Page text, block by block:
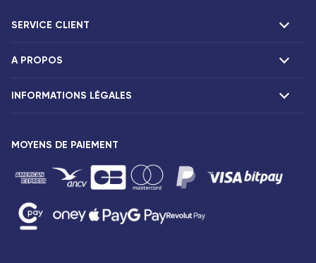
SERVICE CLIENT
F.A.Q et contacts
A PROPOS
Présentation
Communiqués de presse
Conditions tarifaires
Droits des passagers
Conditions générales de vente
INFORMATIONS LÉGALES
MOYENS DE PAIEMENT